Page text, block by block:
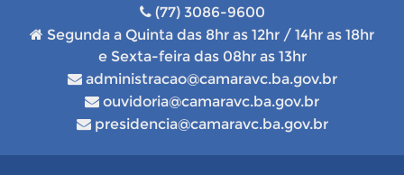
(77) 3086-9600
Segunda a Quinta das 8hr as 12hr / 14hr as 18hr
e Sexta-feira das 08hr as 13hr
administracao@camaravc.ba.gov.br
ouvidoria@camaravc.ba.gov.br
presidencia@camaravc.ba.gov.br